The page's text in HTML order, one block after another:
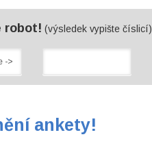
robot! (výsledek vypište číslicí)
ankety!